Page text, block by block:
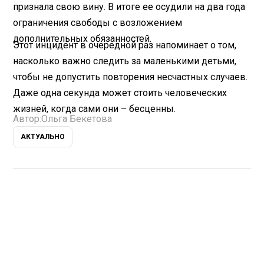
признала свою вину. В итоге ее осудили на два года
ограничения свободы с возложением
дополнительных обязанностей.
Этот инцидент в очередной раз напоминает о том,
насколько важно следить за маленькими детьми,
чтобы не допустить повторения несчастных случаев.
Даже одна секунда может стоить человеческих
жизней, когда сами они – бесценны.
Автор:Ольга Бекетова
АКТУАЛЬНО